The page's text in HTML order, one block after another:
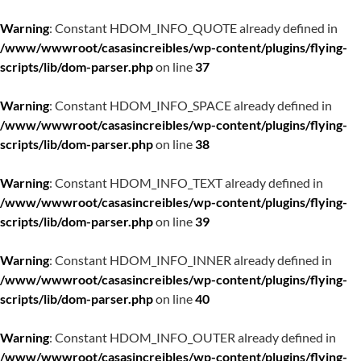
Warning: Constant HDOM_INFO_QUOTE already defined in
/www/wwwroot/casasincreibles/wp-content/plugins/flying-
scripts/lib/dom-parser.phpon line37
Warning: Constant HDOM_INFO_SPACE already defined in
/www/wwwroot/casasincreibles/wp-content/plugins/flying-
scripts/lib/dom-parser.phpon line38
Warning: Constant HDOM_INFO_TEXT already defined in
/www/wwwroot/casasincreibles/wp-content/plugins/flying-
scripts/lib/dom-parser.phpon line39
Warning: Constant HDOM_INFO_INNER already defined in
/www/wwwroot/casasincreibles/wp-content/plugins/flying-
scripts/lib/dom-parser.phpon line40
Warning: Constant HDOM_INFO_OUTER already defined in
/www/wwwroot/casasincreibles/wp-content/plugins/flying-